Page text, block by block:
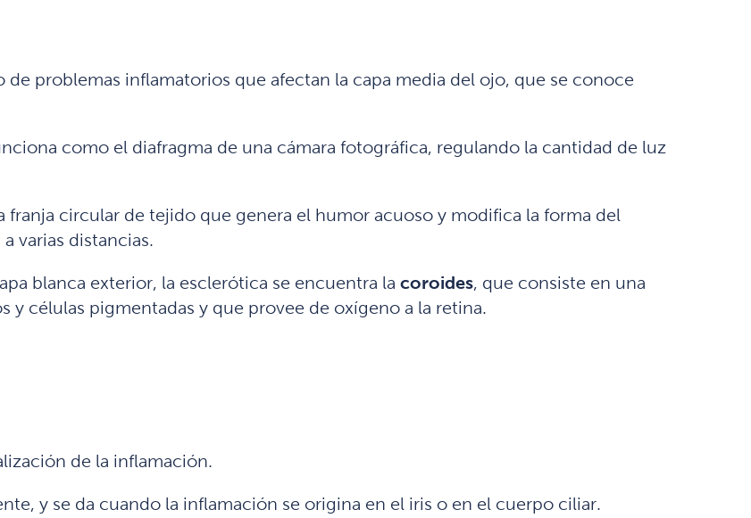
problemas inflamatorios que afectan la capa media del ojo, que se conoce
como el diafragma de una cámara fotográfica, regulando la cantidad de luz
franja circular de tejido que genera el humor acuoso y modifica la forma del
varias distancias.
blanca exterior, la esclerótica se encuentra la coroides, que consiste en una
y células pigmentadas y que provee de oxígeno a la retina.
de la inflamación.
y se da cuando la inflamación se origina en el iris o en el cuerpo ciliar.